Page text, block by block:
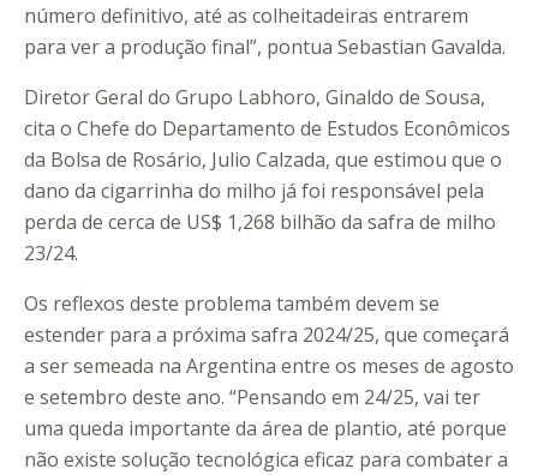
número definitivo, até as colheitadeiras entrarem
para ver a produção final”, pontua Sebastian Gavalda.
Diretor Geral do Grupo Labhoro, Ginaldo de Sousa,
cita o Chefe do Departamento de Estudos Econômicos
da Bolsa de Rosário, Julio Calzada, que estimou que o
dano da cigarrinha do milho já foi responsável pela
perda de cerca de US$ 1,268 bilhão da safra de milho
23/24.
Os reflexos deste problema também devem se
estender para a próxima safra 2024/25, que começará
a ser semeada na Argentina entre os meses de agosto
e setembro deste ano. “Pensando em 24/25, vai ter
uma queda importante da área de plantio, até porque
não existe solução tecnológica eficaz para combater a